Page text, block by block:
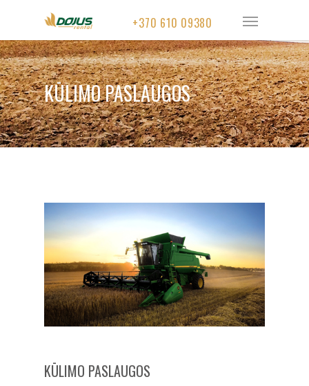
+370 610 09380
KŪLIMO PASLAUGOS
KŪLIMO PASLAUGOS